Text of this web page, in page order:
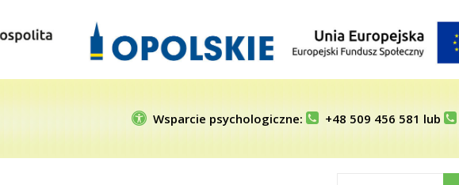
Wsparcie psychologiczne: +48 509 456 581 lub